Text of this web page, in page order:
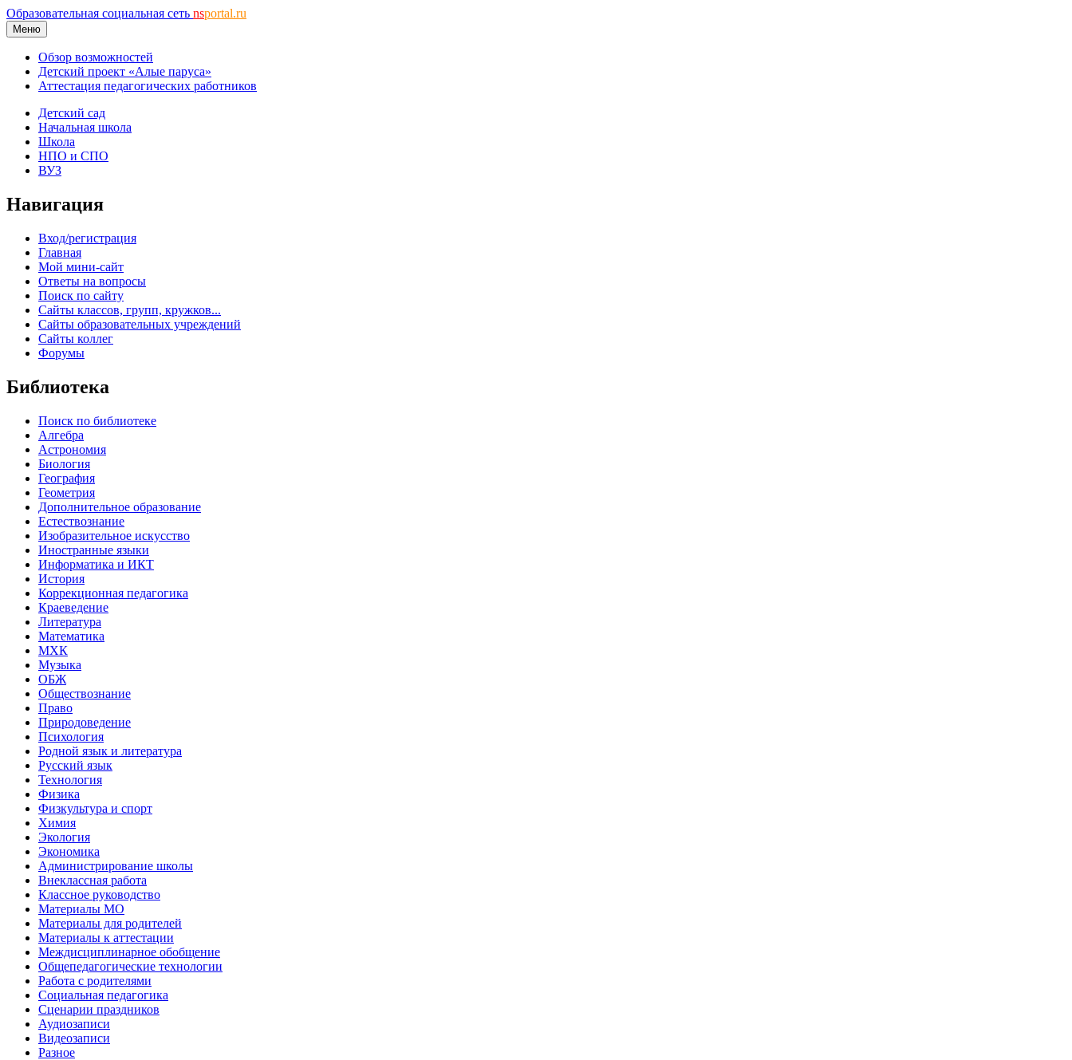
Образовательная социальная сеть nsportal.ru
Меню
Обзор возможностей
Детский проект «Алые паруса»
Аттестация педагогических работников
Детский сад
Начальная школа
Школа
НПО и СПО
ВУЗ
Навигация
Вход/регистрация
Главная
Мой мини-сайт
Ответы на вопросы
Поиск по сайту
Сайты классов, групп, кружков...
Сайты образовательных учреждений
Сайты коллег
Форумы
Библиотека
Поиск по библиотеке
Алгебра
Астрономия
Биология
География
Геометрия
Дополнительное образование
Естествознание
Изобразительное искусство
Иностранные языки
Информатика и ИКТ
История
Коррекционная педагогика
Краеведение
Литература
Математика
МХК
Музыка
ОБЖ
Обществознание
Право
Природоведение
Психология
Родной язык и литература
Русский язык
Технология
Физика
Физкультура и спорт
Химия
Экология
Экономика
Администрирование школы
Внеклассная работа
Классное руководство
Материалы МО
Материалы для родителей
Материалы к аттестации
Междисциплинарное обобщение
Общепедагогические технологии
Работа с родителями
Социальная педагогика
Сценарии праздников
Аудиозаписи
Видеозаписи
Разное